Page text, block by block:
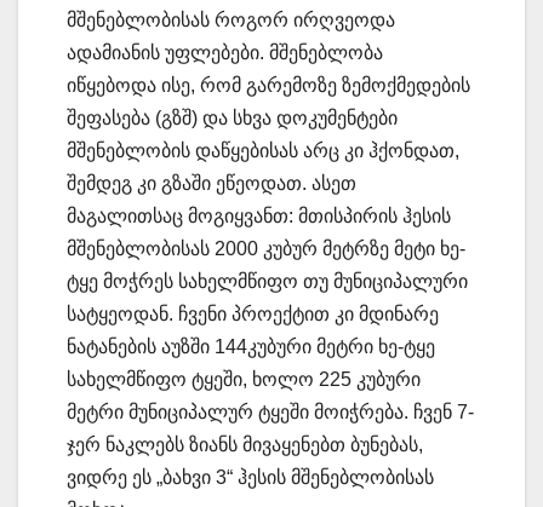
მშენებლობისას როგორ ირღვეოდა
ადამიანის უფლებები. მშენებლობა
იწყებოდა ისე, რომ გარემოზე ზემოქმედების
შეფასება (გზშ) და სხვა დოკუმენტები
მშენებლობის დაწყებისას არც კი ჰქონდათ,
შემდეგ კი გზაში ეწეოდათ. ასეთ
მაგალითსაც მოგიყვანთ: მთისპირის ჰესის
მშენებლობისას 2000 კუბურ მეტრზე მეტი ხე-
ტყე მოჭრეს სახელმწიფო თუ მუნიციპალური
სატყეოდან. ჩვენი პროექტით კი მდინარე
ნატანების აუზში 144კუბური მეტრი ხე-ტყე
სახელმწიფო ტყეში, ხოლო 225 კუბური
მეტრი მუნიციპალურ ტყეში მოიჭრება. ჩვენ 7-
ჯერ ნაკლებს ზიანს მივაყენებთ ბუნებას,
ვიდრე ეს „ბახვი 3“ ჰესის მშენებლობისას